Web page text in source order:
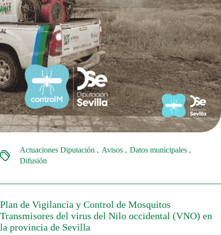
Actuaciones Diputación Avisos
Datos municipales
Difusión
Plan de Vigilancia y Control de Mosquitos
Transmisores del virus del Nilo occidental (VNO) en
la provincia de Sevilla